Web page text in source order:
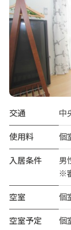
交通
中
使用料
個
入居条件
男
※
空室
個
空室予定
個